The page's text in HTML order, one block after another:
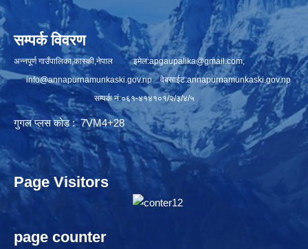
सम्पर्क विवरण
अन्नपूर्ण गाउँपालिका,कास्की,नेपाल इमेल:apgaupalika@gmail.com,
info@annapurnamunkaski.gov.npवेबसाईट:annapurnamunkaski.gov.np
सम्पर्क नं:०६१-४१४१०१/२/३/४/५
गुगल प्लस कोड : 7VM4+28
Page Visitors
page counter